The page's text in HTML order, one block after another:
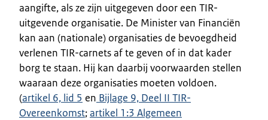
aangifte, als ze zijn uitgegeven door een TIR-
uitgevende organisatie. De Minister van Financiën
kan aan (nationale) organisaties de bevoegdheid
verlenen TIR-carnets af te geven of in dat kader
borg te staan. Hij kan daarbij voorwaarden stellen
waaraan deze organisaties moeten voldoen.
(artikel 6, lid 5 en Bijlage 9, Deel II TIR-
Overeenkomst;artikel 1:3 Algemeen